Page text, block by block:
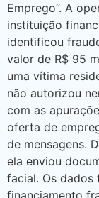
Emprego”. A
instituição
identificou
valor de R$ 95
uma vítima
não autorizou
com as
oferta de
de mensagens.
ela enviou
facial. Os dados